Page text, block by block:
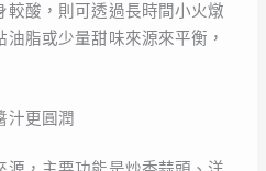
較酸，則可透過長時間小火燉
脂或少量甜味來源來平衡，
汁更圓潤